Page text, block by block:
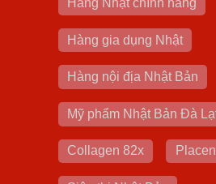
Hàng Nhật chính hãng
Hàng gia dụng Nhật
Hàng nội địa Nhật Bản
Mỹ phẩm Nhật Bản Đà
Collagen 82x